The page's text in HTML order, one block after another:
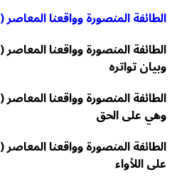
الطائفة المنصورة وواقعنا المعاصر (١-٨) محورية الولاء والبراء
وبيان تواتره
وهي على الحق
على اللأواء